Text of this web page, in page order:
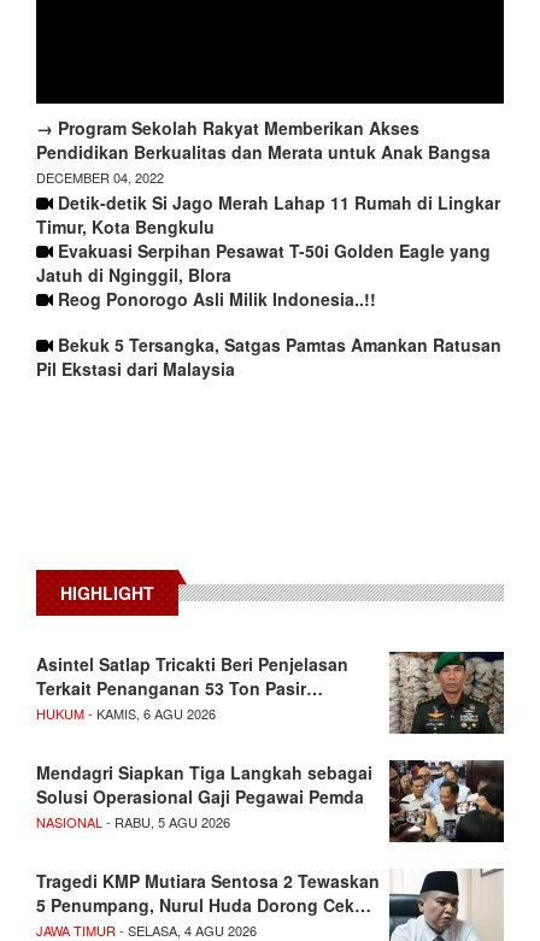
→ Program Sekolah Rakyat Memberikan Akses
Pendidikan Berkualitas dan Merata untuk Anak Bangsa
DECEMBER 04, 2022
Detik-detik Si Jago Merah Lahap 11 Rumah di Lingkar
Timur, Kota Bengkulu
Evakuasi Serpihan Pesawat T-50i Golden Eagle yang
Jatuh di Nginggil, Blora
Reog Ponorogo Asli Milik Indonesia..!!
Bekuk 5 Tersangka, Satgas Pamtas Amankan Ratusan
Pil Ekstasi dari Malaysia
HIGHLIGHT
Asintel Satlap Tricakti Beri Penjelasan
Terkait Penanganan 53 Ton Pasir…
HUKUM- KAMIS, 6 AGU 2026
Mendagri Siapkan Tiga Langkah sebagai
Solusi Operasional Gaji Pegawai Pemda
NASIONAL - RABU, 5 AGU 2026
Tragedi KMP Mutiara Sentosa 2 Tewaskan
5 Penumpang, Nurul Huda Dorong Cek…
JAWA TIMUR - SELASA, 4 AGU 2026